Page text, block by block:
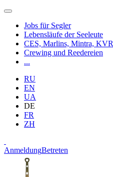
Jobs für Segler
Lebensläufe der Seeleute
CES, Marlins, Mintra, KVR
Crewing und Reedereien
...
RU
EN
UA
DE
FR
ZH
AnmeldungBetreten